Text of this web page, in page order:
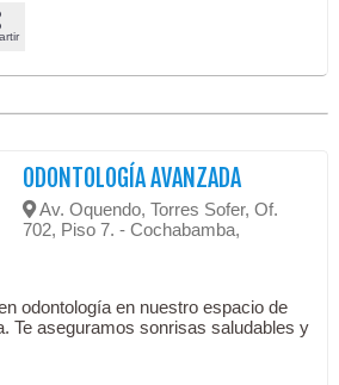
ODONTOLOGÍA AVANZADA
Av. Oquendo, Torres Sofer, Of.
702, Piso 7. - Cochabamba,
odontología en nuestro espacio de
Te aseguramos sonrisas saludables y